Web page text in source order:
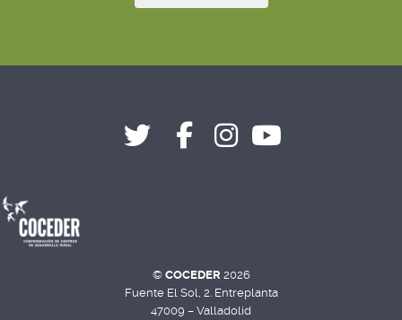
© COCEDER 2026
Fuente El Sol, 2. Entreplanta
47009 – Valladolid